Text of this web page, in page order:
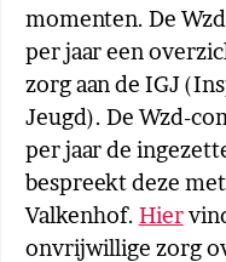
momenten. De
per jaar een
zorg aan de IGJ
Jeugd). De Wzd-
per jaar de
bespreekt deze
Valkenhof. Hier
onvrijwillige zorg